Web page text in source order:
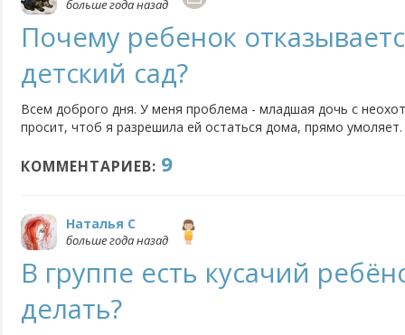
больше года назад
Почему ребенок
детский сад?
Всем доброго дня. У меня проблема - младшая дочь с
просит, чтоб я разрешила ей остаться дома, прямо
сталкивался с таким феноменом и что делать, чтоб
КОММЕНТАРИЕВ: 9
Наталья C
больше года назад
В группе есть кусачий
делать?